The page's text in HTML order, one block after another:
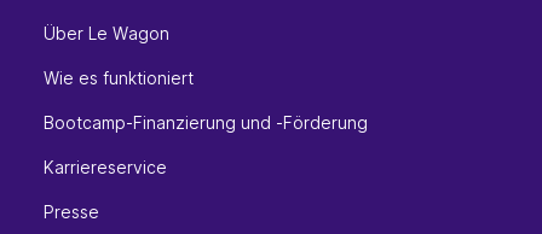
Über Le Wagon
Wie es funktioniert
Bootcamp-Finanzierung und -Förderung
Karriereservice
Presse